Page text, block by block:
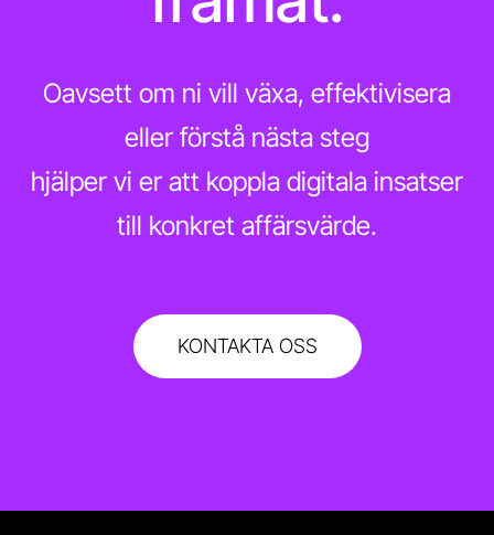
Oavsett om ni vill växa, effektivisera
eller förstå nästa steg
hjälper vi er att koppla digitala insatser
till konkret affärsvärde.
KONTAKTA OSS